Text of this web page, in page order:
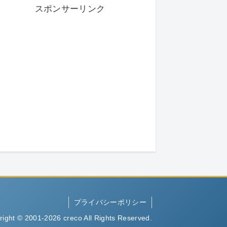
スポンサーリンク
プライバシーポリシー
© 2001-2026 creco All Rights Reserved.